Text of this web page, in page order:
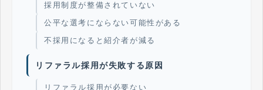
採用制度が整備されていない
公平な選考にならない可能性がある
不採用になると紹介者が減る
リファラル採用が失敗する原因
リファラル採用が必要ない